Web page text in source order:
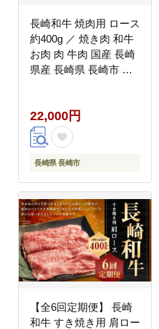
長崎和牛 焼肉用 ロース
約400g ／ 焼き肉 和牛
お肉 肉 牛肉 国産 長崎
県産 長崎県 長崎市 肉
22,000円
長崎県 長崎市
【全6回定期便】 長崎
和牛 すき焼き用 肩ロー